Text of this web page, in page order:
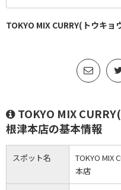
TOKYO MIX CURRY(トウキ
TOKYO MIX
根津本店の基本情報
スポット名
TOKYO MIX
本店